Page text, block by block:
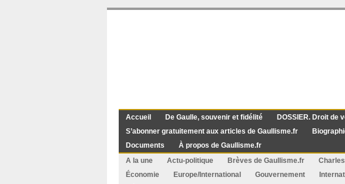
Accueil De Gaulle, souvenir et fidélité DOSSIER. Droit de
S’abonner gratuitement aux articles de Gaullisme.fr
Documents
À propos de Gaullisme.fr
A la une
Actu-politique Brèves de Gaullisme.fr
Économie
Europe/International Gouvernement